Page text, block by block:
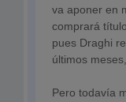
va aponer en
comprará
pues Draghi
últimos
Pero todavía